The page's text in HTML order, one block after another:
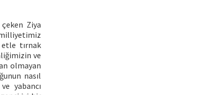
Ziya
etle tırnak
ve
olmayan
nasıl
yabancı